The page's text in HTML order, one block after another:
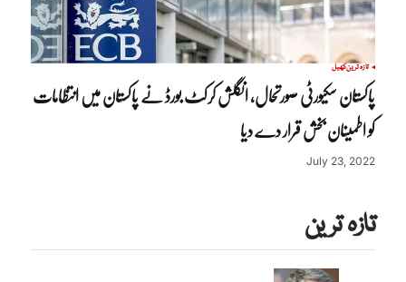
تازہ ترینکھیل
پاکستان سکیورٹی صورتحال، انگلش کرکٹ بورڈ نے پاکستان میں انتظامات
کو اطمینان بخش قرار دے دیا
July 23, 2022
تازہ ترین